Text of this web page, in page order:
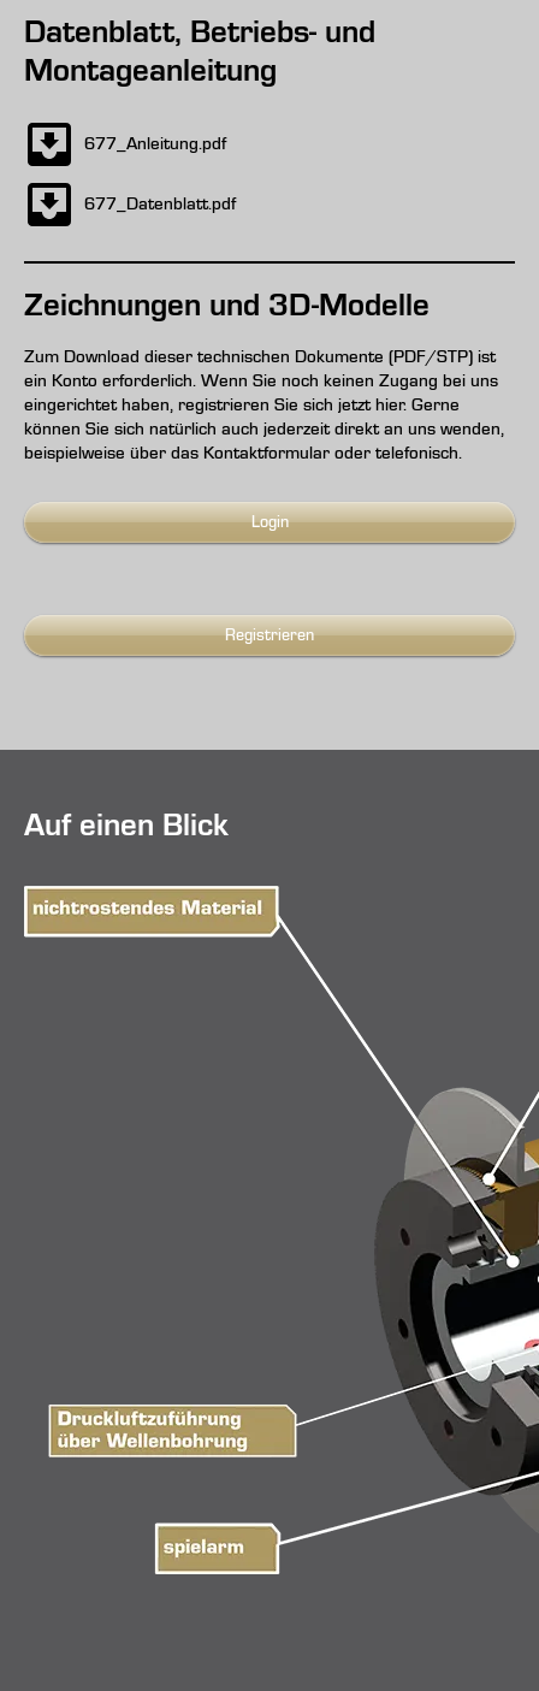
Datenblatt, Betriebs- und
Montageanleitung
677_Anleitung.pdf
677_Datenblatt.pdf
Zeichnungen und 3D-Modelle
Zum Download dieser technischen Dokumente (PDF/STP) ist
ein Konto erforderlich. Wenn Sie noch keinen Zugang bei uns
eingerichtet haben, registrieren Sie sich jetzt hier. Gerne
können Sie sich natürlich auch jederzeit direkt an uns wenden,
beispielweise über das Kontaktformular oder telefonisch.
Login
Registrieren
Auf einen Blick